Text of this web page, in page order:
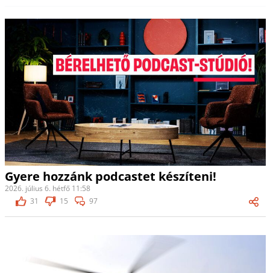
Gyere hozzánk podcastet készíteni!
2026. július 6. hétfő 11:58
31
15 97